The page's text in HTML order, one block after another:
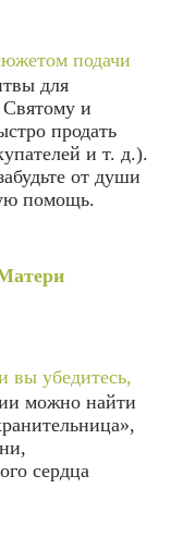
подачи
для
Святому и
продать
и т. д.).
от души
помощь.
вы убедитесь,
можно найти
сердца